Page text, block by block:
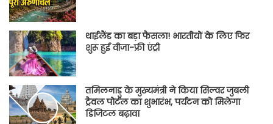
थाईलैंड का बड़ा फैसला! भारतीयों के लिए फिर
शुरू हुई वीजा-फ्री एंट्री
तमिलनाडु के मुख्यमंत्री ने किया सिल्वर जुबली
ट्रैवल पोर्टल का शुभारंभ, पर्यटन को मिलेगा
डिजिटल बढ़ावा